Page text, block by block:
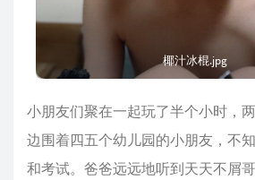
椰汁冰棍.jpg
小朋友们聚在一起玩了半个小时，
边围着四五个幼儿园的小朋友，不
和考试。爸爸远远地听到天天不屑